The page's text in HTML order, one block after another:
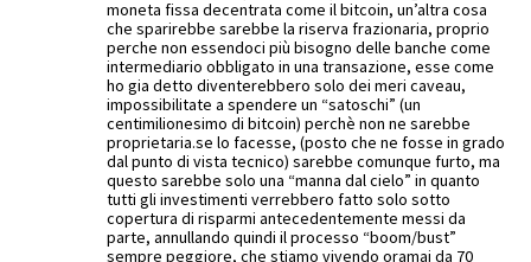
moneta fissa decentrata come il bitcoin, un’altra cosa
che sparirebbe sarebbe la riserva frazionaria, proprio
perche non essendoci più bisogno delle banche come
intermediario obbligato in una transazione, esse come
ho gia detto diventerebbero solo dei meri caveau,
impossibilitate a spendere un “satoschi” (un
centimilionesimo di bitcoin) perchè non ne sarebbe
proprietaria.se lo facesse, (posto che ne fosse in grado
dal punto di vista tecnico) sarebbe comunque furto, ma
questo sarebbe solo una “manna dal cielo” in quanto
tutti gli investimenti verrebbero fatto solo sotto
copertura di risparmi antecedentemente messi da
parte, annullando quindi il processo “boom/bust”
sempre peggiore, che stiamo vivendo oramai da 70